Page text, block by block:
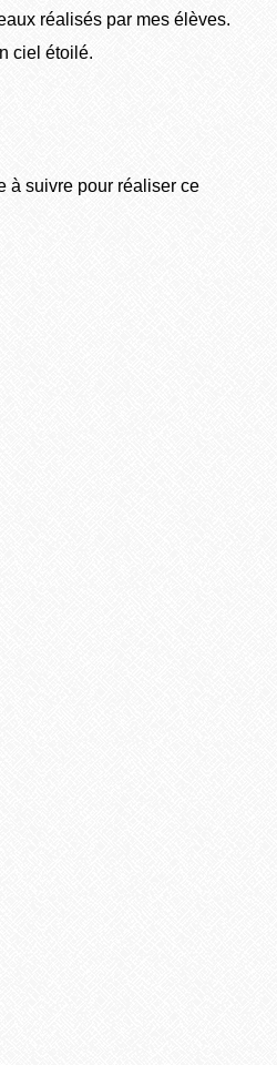
réalisés par mes élèves.
ciel étoilé.
à suivre pour réaliser ce